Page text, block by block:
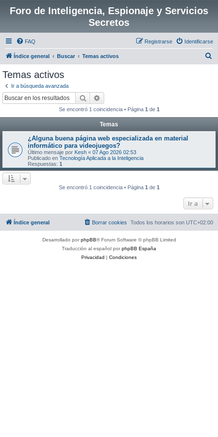
Foro de Inteligencia, Espionaje y Servicios
Secretos
FAQ Identificarse
Registrarse
Índice general Buscar Temas activos
Temas activos
Ir a búsqueda avanzada
Buscar
Se encontró 1 coincidencia • Página 1 de 1
Temas
¿Alguna buena página web especializada en material
informático para videojuegos?
Último mensaje por Kesh « 07 Ago 2026 02:53
Publicado en Tecnología Aplicada a la Inteligencia
Respuestas: 1
Se encontró 1 coincidencia • Página 1 de 1
Ir a
Índice general Todos los horarios son UTC+02:00
Borrar cookies
Desarrollado porphpBB® Forum Software © phpBB Limited
Traducción al español porphpBB España
Privacidad | Condiciones